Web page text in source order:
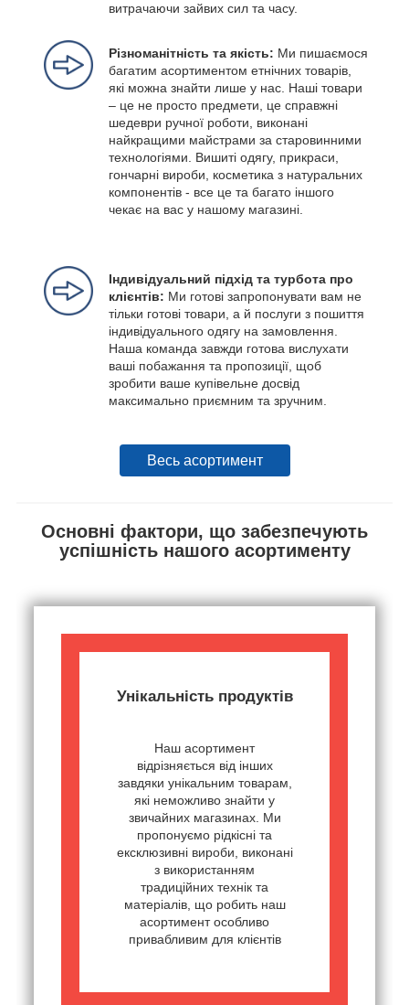
витрачаючи зайвих сил та часу.
Різноманітність та якість: Ми пишаємося
багатим асортиментом етнічних товарів,
які можна знайти лише у нас. Наші товари
– це не просто предмети, це справжні
шедеври ручної роботи, виконані
найкращими майстрами за старовинними
технологіями. Вишиті одягу, прикраси,
гончарні вироби, косметика з натуральних
компонентів - все це та багато іншого
чекає на вас у нашому магазині.
Індивідуальний підхід та турбота про
клієнтів: Ми готові запропонувати вам не
тільки готові товари, а й послуги з пошиття
індивідуального одягу на замовлення.
Наша команда завжди готова вислухати
ваші побажання та пропозиції, щоб
зробити ваше купівельне досвід
максимально приємним та зручним.
Весь асортимент
Основні фактори, що забезпечують
успішність нашого асортименту
Унікальність продуктів
Наш асортимент
відрізняється від інших
завдяки унікальним товарам,
які неможливо знайти у
звичайних магазинах. Ми
пропонуємо рідкісні та
ексклюзивні вироби, виконані
з використанням
традиційних технік та
матеріалів, що робить наш
асортимент особливо
привабливим для клієнтів